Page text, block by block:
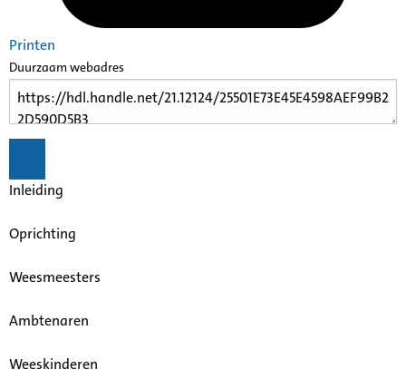
Printen
Duurzaam webadres
Inleiding
Oprichting
Weesmeesters
Ambtenaren
Weeskinderen